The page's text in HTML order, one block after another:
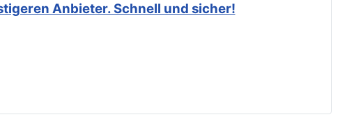
Anbieter. Schnell und sicher!